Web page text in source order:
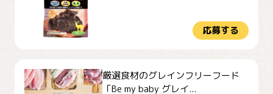
応募する
厳選食材のグレインフリーフード
「Be my baby グレイ...